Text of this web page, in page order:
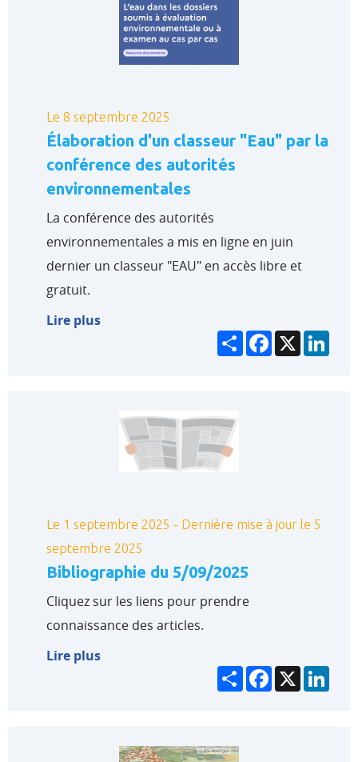
Le 8 septembre 2025
Élaboration d'un classeur "Eau" par la
conférence des autorités
environnementales
La conférence des autorités
environnementales a mis en ligne en juin
dernier un classeur "EAU" en accès libre et
gratuit.
Lire plus
PartagerFacebook
X
Le 1 septembre 2025 - Dernière mise à jour le 5
septembre 2025
Bibliographie du 5/09/2025
Cliquez sur les liens pour prendre
connaissance des articles.
Lire plus
PartagerFacebook
X